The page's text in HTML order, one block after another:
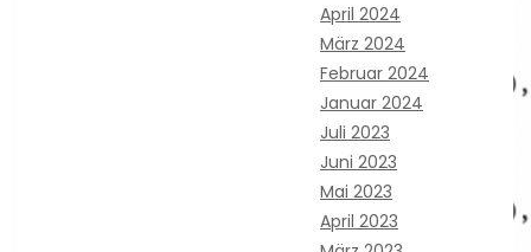
April 2024
März 2024
Februar 2024
Januar 2024
Juli 2023
Juni 2023
Mai 2023
April 2023